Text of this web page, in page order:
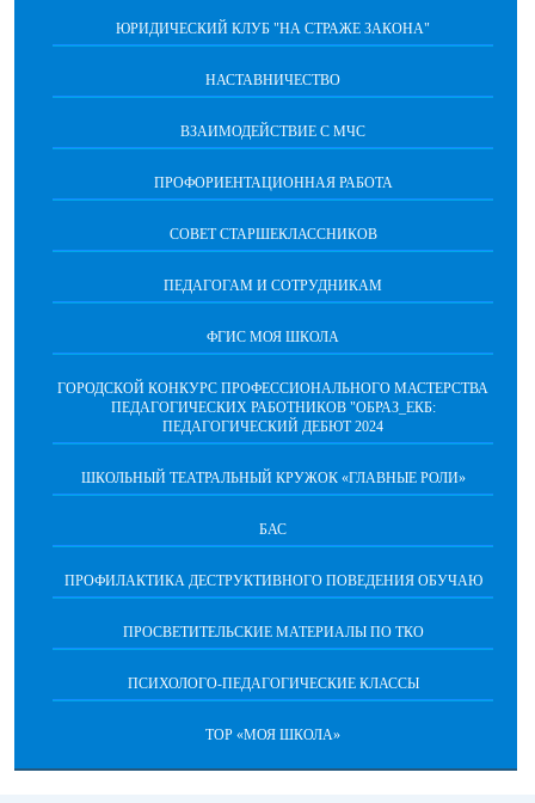
ЮРИДИЧЕСКИЙ КЛУБ "НА СТРАЖЕ ЗАКОНА"
НАСТАВНИЧЕСТВО
ВЗАИМОДЕЙСТВИЕ С МЧС
ПРОФОРИЕНТАЦИОННАЯ РАБОТА
СОВЕТ СТАРШЕКЛАССНИКОВ
ПЕДАГОГАМ И СОТРУДНИКАМ
ФГИС МОЯ ШКОЛА
ГОРОДСКОЙ КОНКУРС ПРОФЕССИОНАЛЬНОГО МАСТЕРСТВА
ПЕДАГОГИЧЕСКИХ РАБОТНИКОВ "ОБРАЗ_ЕКБ:
ПЕДАГОГИЧЕСКИЙ ДЕБЮТ 2024
ШКОЛЬНЫЙ ТЕАТРАЛЬНЫЙ КРУЖОК «ГЛАВНЫЕ РОЛИ»
БАС
ПРОФИЛАКТИКА ДЕСТРУКТИВНОГО ПОВЕДЕНИЯ ОБУЧАЮ
ПРОСВЕТИТЕЛЬСКИЕ МАТЕРИАЛЫ ПО ТКО
ПСИХОЛОГО-ПЕДАГОГИЧЕСКИЕ КЛАССЫ
ТОР «МОЯ ШКОЛА»